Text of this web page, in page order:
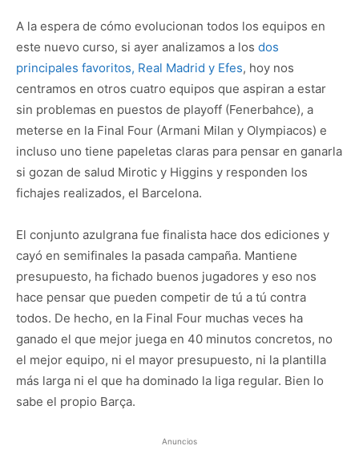
A la espera de cómo evolucionan todos los equipos en
este nuevo curso, si ayer analizamos a los dos
principales favoritos, Real Madrid y Efes, hoy nos
centramos en otros cuatro equipos que aspiran a estar
sin problemas en puestos de playoff (Fenerbahce), a
meterse en la Final Four (Armani Milan y Olympiacos) e
incluso uno tiene papeletas claras para pensar en ganarla
si gozan de salud Mirotic y Higgins y responden los
fichajes realizados, el Barcelona.
El conjunto azulgrana fue finalista hace dos ediciones y
cayó en semifinales la pasada campaña. Mantiene
presupuesto, ha fichado buenos jugadores y eso nos
hace pensar que pueden competir de tú a tú contra
todos. De hecho, en la Final Four muchas veces ha
ganado el que mejor juega en 40 minutos concretos, no
el mejor equipo, ni el mayor presupuesto, ni la plantilla
más larga ni el que ha dominado la liga regular. Bien lo
sabe el propio Barça.
Anuncios